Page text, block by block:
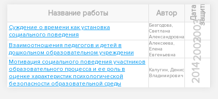
Название работы Автор Д
а
т
а
з
а
щ
и
ты
Суждение о времени как установка
социального поведения
Безгодова,
Светлана
Александровна
2003
Взаимоотношения педагогов и детей в
дошкольном образовательном учреждении
Алексеева,
Елена
Евгеньевна
2003
Мотивация социального поведения участников
образовательного процесса и ее роль в
оценке характеристик психологической
безопасности образовательной среды
Калугин, Денис
Владимирович
2014